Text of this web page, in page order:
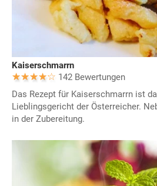
Kaiserschmarrn
142 Bewertungen
Das Rezept für Kaiserschmarrn ist
Lieblingsgericht der Österreicher.
in der Zubereitung.